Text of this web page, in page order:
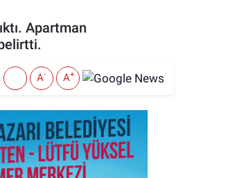
Apartman
A- A+